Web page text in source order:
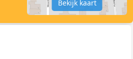
Bekijk kaart